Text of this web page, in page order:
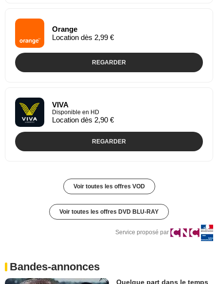
Orange
Location dès 2,99 €
REGARDER
VIVA
Disponible en HD
Location dès 2,90 €
REGARDER
Voir toutes les offres VOD
Voir toutes les offres DVD BLU-RAY
Service proposé par
Bandes-annonces
Quelque part dans le temps